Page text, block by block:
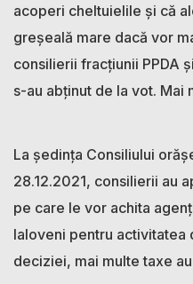
acoperi cheltuielile și că
greșeală mare dacă vor
consilierii fracțiunii PPDA
s-au abținut de la vot. Mai
La ședința Consiliului
28.12.2021, consilierii au
pe care le vor achita
Ialoveni pentru activitatea
deciziei, mai multe taxe